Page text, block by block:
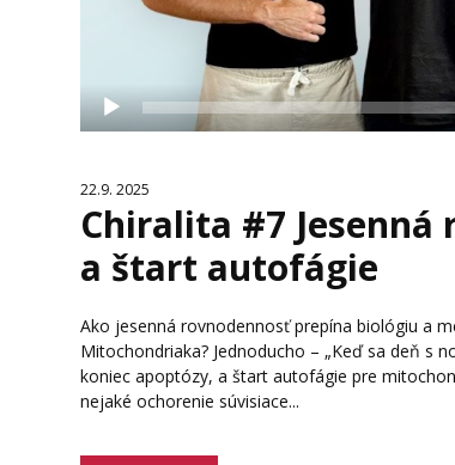
22.9. 2025
Chiralita #7
a štart autofágie
Ako jesenná rovnodennosť prepína biológiu a
Mitochondriaka? Jednoducho – „Keď sa deň s
koniec apoptózy, a štart autofágie pre
nejaké ochorenie súvisiace...